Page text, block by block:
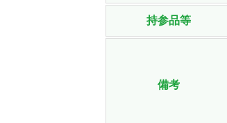
持参品等
備考